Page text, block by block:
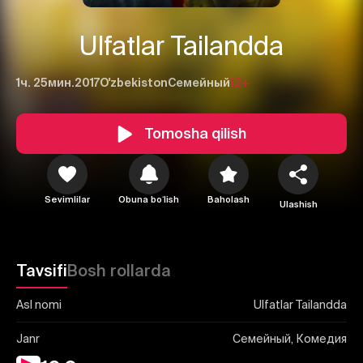
Ulfatlar Tailandda
1ч. 25мин.2017O'zbekistonСемейный12+
Tomosha qilish
Sevimlilar Obuna boʻlish Baholash Ulashish
TavsifiBosh rollarda
Asl nomi Ulfatlar Tailandda
Janr Семейный, Комедия
1 2 3
Yuborish
Bekor qilish Tizimga kirish